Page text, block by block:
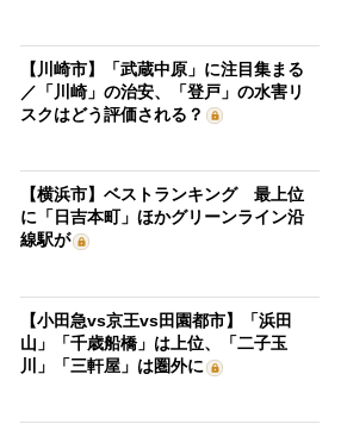
【川崎市】「武蔵中原」に注目集まる
／「川崎」の治安、「登戸」の水害リ
スクはどう評価される？
【横浜市】ベストランキング 最上位
に「日吉本町」ほかグリーンライン沿
線駅が
【小田急vs京王vs田園都市】「浜田
山」「千歳船橋」は上位、「二子玉
川」「三軒屋」は圏外に